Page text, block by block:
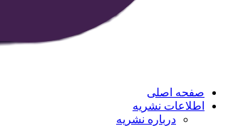
صفحه اصلی
اطلاعات نشریه
درباره نشریه